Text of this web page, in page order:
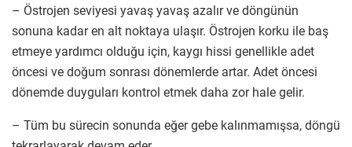
– Östrojen seviyesi yavaş yavaş azalır ve döngünün
sonuna kadar en alt noktaya ulaşır. Östrojen korku ile baş
etmeye yardımcı olduğu için, kaygı hissi genellikle adet
öncesi ve doğum sonrası dönemlerde artar. Adet öncesi
dönemde duyguları kontrol etmek daha zor hale gelir.
– Tüm bu sürecin sonunda eğer gebe kalınmamışsa, döngü